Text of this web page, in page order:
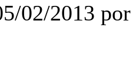
02/2013